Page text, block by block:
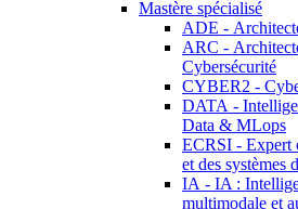
Mastère spécialisé
ADE -
ARC -
Cybersécurité
CYBER2 -
DATA -
Data & MLops
ECRSI - Expert
et des systèmes
IA - IA :
multimodale et